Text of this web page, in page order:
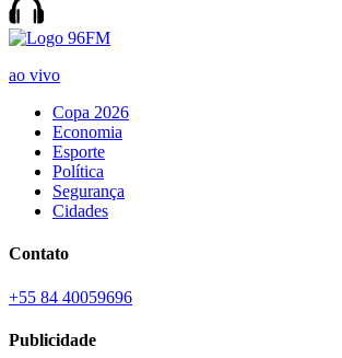
ao vivo
Copa 2026
Economia
Esporte
Política
Segurança
Cidades
Contato
+55 84 40059696
Publicidade